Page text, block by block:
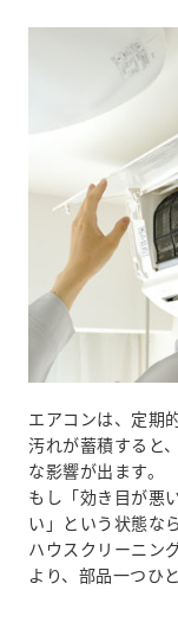
エアコンは、定期
汚れが蓄積すると
な影響が出ます。
もし「効き目が悪
い」という状態な
ハウスクリーニン
より、部品一つひ